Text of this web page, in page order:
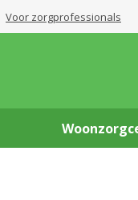
Voor zorgprofessionals